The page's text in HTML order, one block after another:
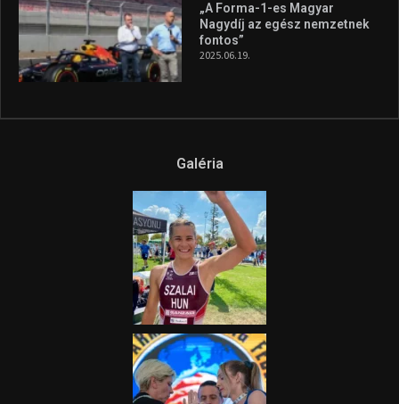
„A Forma-1-es Magyar
Nagydíj az egész nemzetnek
fontos”
2025.06.19.
Galéria